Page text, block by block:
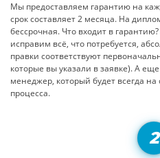
Мы предоставляем гарантию на
срок составляет 2 месяца. На
бессрочная. Что входит в
исправим всё, что потребуется,
правки соответствуют
которые вы указали в заявке). А
менеджер, который будет всегда на
процесса.